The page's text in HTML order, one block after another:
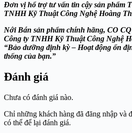
Đơn vị hổ trợ tư vấn tin cậy sản phẩm
TNHH Kỹ Thuật Công Nghệ Hoàng
Nới Bán sản phẩm chính hãng, CO
Công ty TNHH Kỹ Thuật Công Nghệ
“Bảo dưỡng định kỳ – Hoạt động ổn
thống của bạn.”
Đánh giá
Chưa có đánh giá nào.
Chỉ những khách hàng đã đăng nhập và
có thể để lại đánh giá.